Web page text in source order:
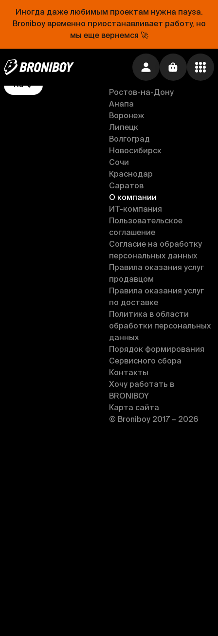
Иногда даже любимым проектам нужна пауза.
Broniboy временно приостанавливает работу, но
мы еще вернемся 🚀
Ёжкин ролл
Хачапурия
Магазин для Кондитера
Крем
Ru
Белгород
Санкт-Петербург
Москва
Нижний Новгород
Самара
Ростов-на-Дону
Анапа
Воронеж
Липецк
Волгоград
Новосибирск
Сочи
Краснодар
Саратов
О компании
ИT-компания
Пользовательское
соглашение
Согласие на обработку
персональных данных
Правила оказания услуг
продавцом
Правила оказания услуг
по доставке
Политика в области
обработки персональных
данных
Порядок формирования
Сервисного сбора
Контакты
Хочу работать в
BRONIBOY
Карта сайта
© Broniboy 2017 – 2026